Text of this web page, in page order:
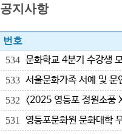
공지사항
번호
534 문화학교 4분기 수강생
533 서울문화가족 서예 및 문
532 <2025 영등포 정원소풍
531 영등포문화원 문화대학